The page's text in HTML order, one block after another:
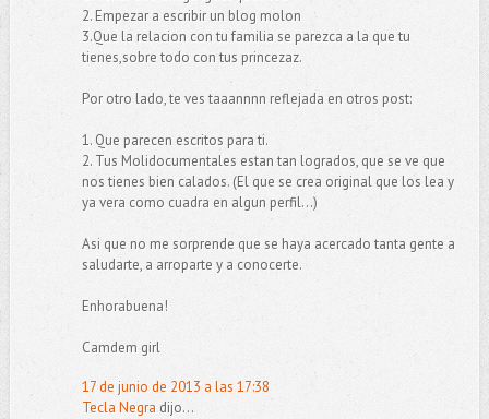
2. Empezar a escribir un blog molon
3.Que la relacion con tu familia se parezca a la que tu
tienes,sobre todo con tus princezaz.
Por otro lado, te ves taaannnn reflejada en otros post:
1. Que parecen escritos para ti.
2. Tus Molidocumentales estan tan logrados, que se ve que
nos tienes bien calados. (El que se crea original que los lea y
ya vera como cuadra en algun perfil...)
Asi que no me sorprende que se haya acercado tanta gente a
saludarte, a arroparte y a conocerte.
Enhorabuena!
Camdem girl
17 de junio de 2013 a las 17:38
Tecla Negra dijo...